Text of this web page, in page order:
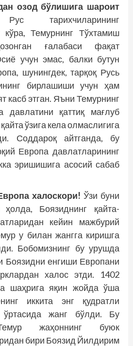
озод бўлишига шароит
Рус тарихчиларининг
кўра, Темурнинг Тўхтамиш
ғалабаси фақат
учун эмас, балки бутун
шунингдек, тарқоқ Русь
бирлашиши учун ҳам
касб этган. Яъни Темурнинг
давлатини қаттиқ мағлуб
ўзига кела олмаслигига
Соддароқ айтганда, бу
Европа давлатларининг
эришишига асосий сабаб
халоскори! Ўзи буни
ҳолда, Боязиднинг қайта-
кейин мажбурий
у билан жангга киришга
Бобомизнинг бу урушда
Боязидни енгиши Европани
халос этди. 1402
шаҳрига яқин жойда ўша
иккита энг қудратли
ўртасида жанг бўлди. Бу
жаҳоннинг буюк
бири Боязид Йилдирим